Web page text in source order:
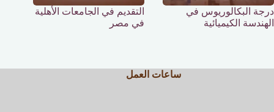
درجة البكالوريوس في
الهندسة الكيميائية
التقديم في الجامعات الأهلية
في مصر
ساعات العمل